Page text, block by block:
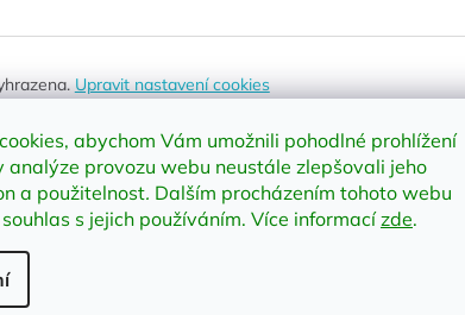
abychom Vám umožnili pohodlné prohlížení
analýze provozu webu neustále zlepšovali jeho
a použitelnost. Dalším procházením tohoto webu
s jejich používáním. Více informacízde.
Upravit nastavení cookies